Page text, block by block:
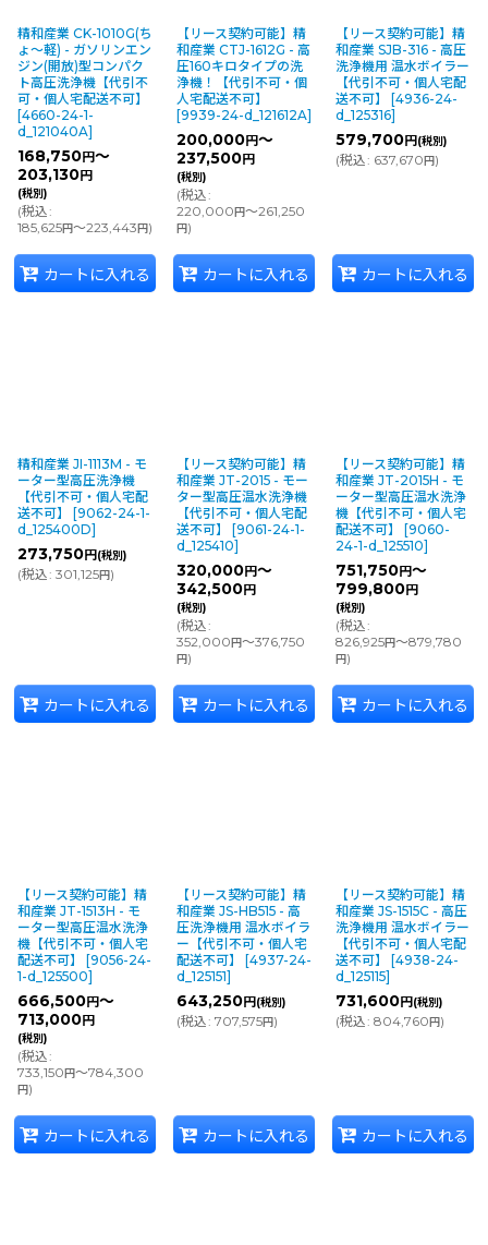
精和産業 CK-1010G(ち
ょ〜軽) - ガソリンエン
ジン(開放)型コンパク
ト高圧洗浄機【代引不
可・個人宅配送不可】
[4660-24-1-
d_121040A]
168,750円～
203,130円
(税別)
(税込:
185,625円～223,443 円)
カートに入れる
【リース契約可能】精
和産業 CTJ-1612G - 高
圧160キロタイプの洗
浄機！【代引不可・個
人宅配送不可】
[9939-24-d_121612A]
200,000円～
237,500円
(税別)
(税込:
220,000 円～261,250
円)
カートに入れる
【リース契約可能】精
和産業 SJB-316 - 高圧
洗浄機用 温水ボイラー
【代引不可・個人宅配
送不可】
[4936-24-
d_125316]
579,700円 (税別)
(税込: 637,670 円)
カートに入れる
精和産業 JI-1113M - モ
ーター型高圧洗浄機
【代引不可・個人宅配
送不可】
[9062-24-1-
d_125400D]
273,750円 (税別)
(税込: 301,125円)
カートに入れる
【リース契約可能】精
和産業 JT-2015 - モー
ター型高圧温水洗浄機
【代引不可・個人宅配
送不可】
[9061-24-1-
d_125410]
320,000円～
342,500円
(税別)
(税込:
352,000 円～376,750
円)
カートに入れる
【リース契約可能】精
和産業 JT-2015H - モ
ーター型高圧温水洗浄
機【代引不可・個人宅
配送不可】
[9060-
24-1-d_125510]
751,750円～
799,800円
(税別)
(税込:
826,925円～879,780
円)
カートに入れる
【リース契約可能】精
和産業 JT-1513H - モ
ーター型高圧温水洗浄
機【代引不可・個人宅
配送不可】
[9056-24-
1-d_125500]
666,500円～
713,000円
(税別)
(税込:
733,150 円～784,300
円)
カートに入れる
【リース契約可能】精
和産業 JS-HB515 - 高
圧洗浄機用 温水ボイラ
ー【代引不可・個人宅
配送不可】
[4937-24-
d_125151]
643,250円 (税別)
(税込: 707,575円)
カートに入れる
【リース契約可能】精
和産業 JS-1515C - 高圧
洗浄機用 温水ボイラー
【代引不可・個人宅配
送不可】
[4938-24-
d_125115]
731,600円 (税別)
(税込: 804,760 円)
カートに入れる